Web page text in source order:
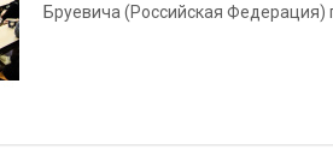
Бруевича (Российская Федерация)